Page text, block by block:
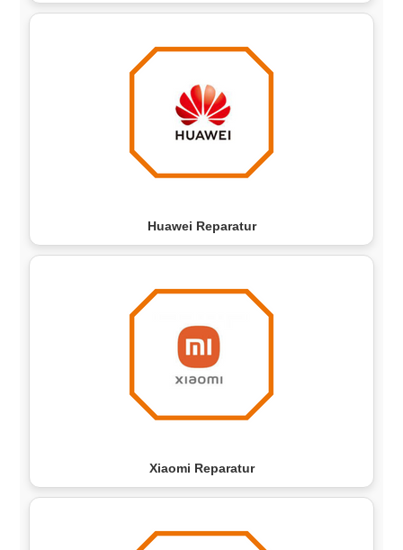
Huawei Reparatur
Xiaomi Reparatur